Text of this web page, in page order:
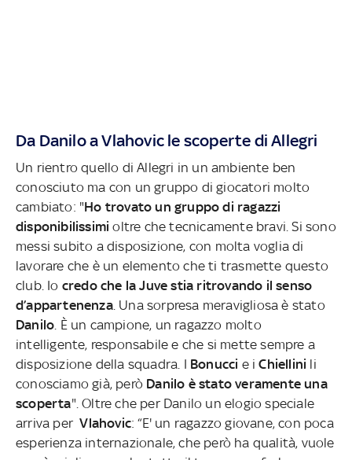
Da Danilo a Vlahovic le scoperte di Allegri
Un rientro quello di Allegri in un ambiente ben
conosciuto ma con un gruppo di giocatori molto
cambiato: "Ho trovato un gruppo di ragazzi
disponibilissimi oltre che tecnicamente bravi. Si sono
messi subito a disposizione, con molta voglia di
lavorare che è un elemento che ti trasmette questo
club. Io credo che la Juve stia ritrovando il senso
d’appartenenza. Una sorpresa meravigliosa è stato
Danilo . È un campione, un ragazzo molto
intelligente, responsabile e che si mette sempre a
disposizione della squadra. I Bonucci e iChiellini li
conosciamo già, però Danilo è stato veramente una
scoperta". Oltre che per Danilo un elogio speciale
arriva perVlahovic: “E' un ragazzo giovane, con poca
esperienza internazionale, che però ha qualità, vuole